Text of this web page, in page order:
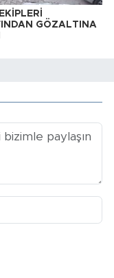
GÖZALTINA